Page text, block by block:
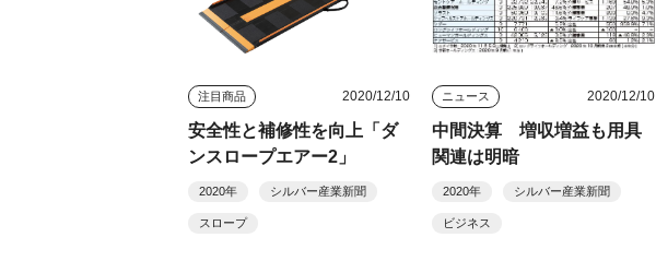
注目商品 2020/12/10
安全性と補修性を向上「ダ
ンスロープエアー2」
2020年 シルバー産業新聞
スロープ
ニュース 2020/12/10
中間決算 増収増益も用具
関連は明暗
2020年 シルバー産業新聞
ビジネス